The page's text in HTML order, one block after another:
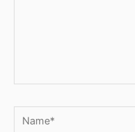
Name*